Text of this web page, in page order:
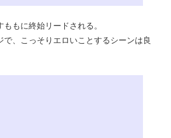
もに終始リードされる。
で、こっそりエロいことするシーンは良